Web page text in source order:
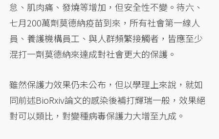
怠、肌肉痛、發燒等增加，但安全性不變。待六、
七月200萬劑莫德納疫苗到來，所有社會第一線人
員、養護機構員工、與人群頻繁接觸者，皆應至少
混打一劑莫德納來達成對社會更大的保護。
雖然保護力效果仍未公布，但以學理上來說，就如
同前述BioRxiv論文的感染後補打輝瑞一般，效果絕
對可以類比，對變種病毒保護力大增至九成。